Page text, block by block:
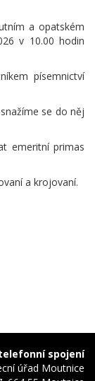
a opatském
v 10.00 hodin
písemnictví
se do něj
emeritní primas
a krojovaní.
spojení
úřad Moutnice